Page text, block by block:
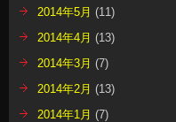
2014年5月 (11)
2014年4月 (13)
2014年3月 (7)
2014年2月 (13)
2014年1月 (7)